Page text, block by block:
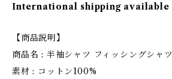
International shipping available
【商品説明】
商品名 : 半袖シャツ フィッシングシャツ
素材 : コットン100%